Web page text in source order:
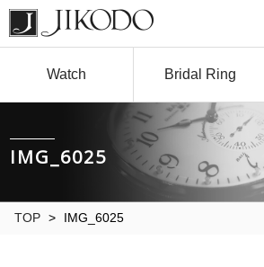
Watch Bridal Ring
IMG_6025
TOP > IMG_6025